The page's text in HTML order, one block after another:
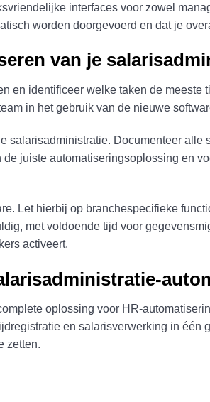
interfaces voor zowel
worden doorgevoerd en dat je
van je
en identificeer welke taken de
in het gebruik van de nieuwe
salarisadministratie. Documenteer alle
juiste automatiseringsoplossing en
Let hierbij op branchespecifieke
met voldoende tijd voor
activeert.
oplossing voor HR-
en salarisverwerking in één
zetten.